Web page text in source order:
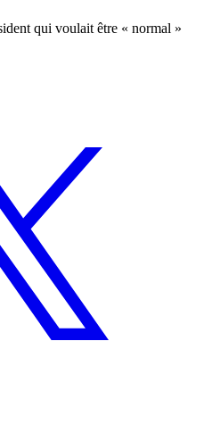
qui voulait être « normal »